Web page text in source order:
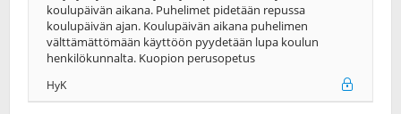
koulupäivän aikana. Puhelimet pidetään repussa
koulupäivän ajan. Koulupäivän aikana puhelimen
välttämättömään käyttöön pyydetään lupa koulun
henkilökunnalta. Kuopion perusopetus
HyK